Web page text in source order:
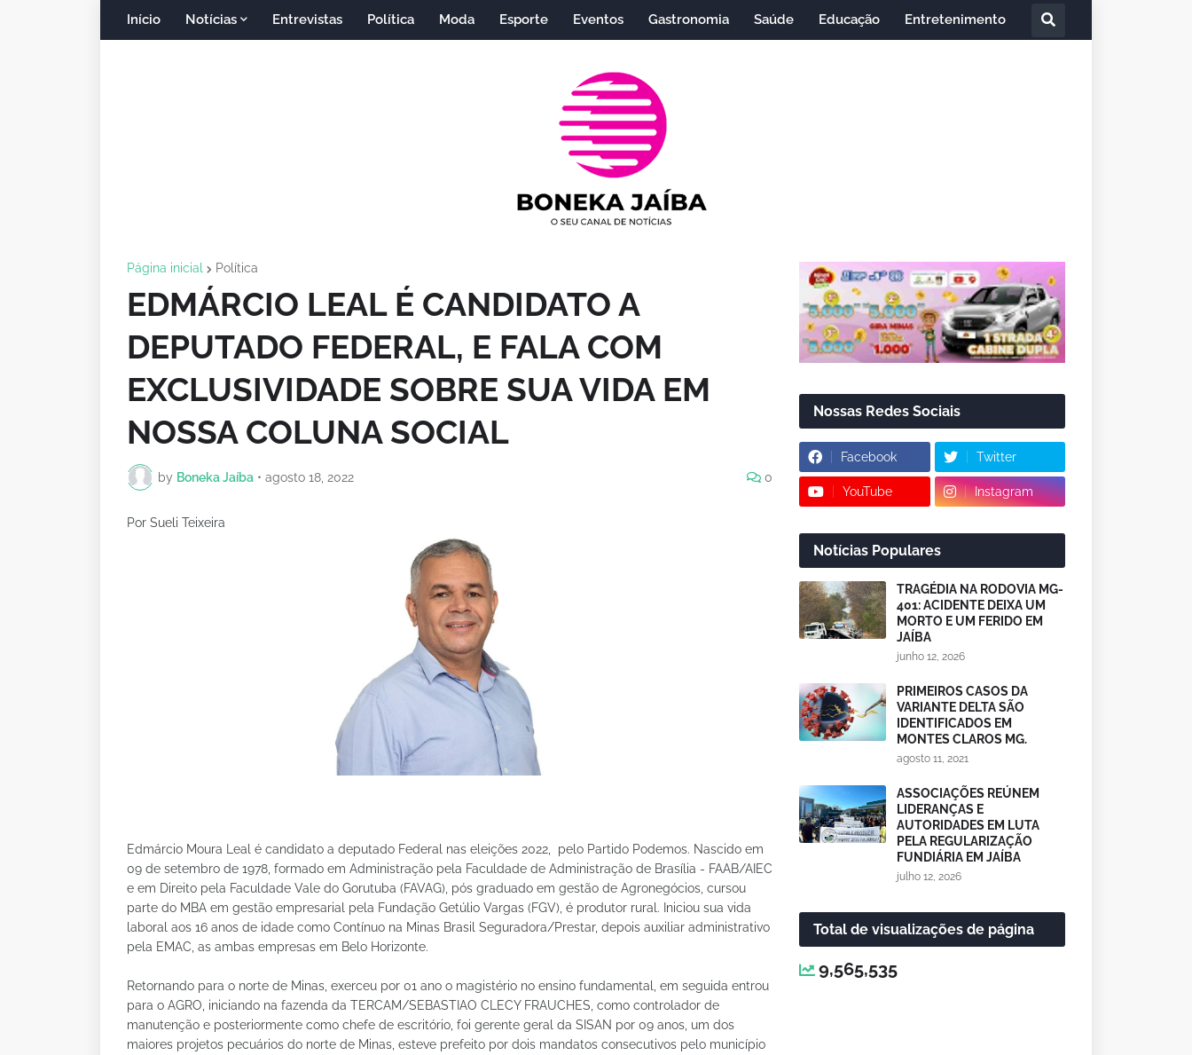
Início Notícias Entrevistas Política Moda Esporte Eventos Gastronomia Saúde Educação Entretenimento
Página inicial Política
EDMÁRCIO LEAL É CANDIDATO A
DEPUTADO FEDERAL, E FALA COM
EXCLUSIVIDADE SOBRE SUA VIDA EM
NOSSA COLUNA SOCIAL
by Boneka Jaíba • agosto 18, 2022 0
Por Sueli Teixeira
Edmárcio Moura Leal é candidato a deputado Federal nas eleições 2022, pelo Partido Podemos. Nascido em
09 de setembro de 1978, formado em Administração pela Faculdade de Administração de Brasília - FAAB/AIEC
e em Direito pela Faculdade Vale do Gorutuba (FAVAG), pós graduado em gestão de Agronegócios, cursou
parte do MBA em gestão empresarial pela Fundação Getúlio Vargas (FGV), é produtor rural. Iniciou sua vida
laboral aos 16 anos de idade como Contínuo na Minas Brasil Seguradora/Prestar, depois auxiliar administrativo
pela EMAC, as ambas empresas em Belo Horizonte.
Retornando para o norte de Minas, exerceu por 01 ano o magistério no ensino fundamental, em seguida entrou
para o AGRO, iniciando na fazenda da TERCAM/SEBASTIAO CLECY FRAUCHES, como controlador de
manutenção e posteriormente como chefe de escritório, foi gerente geral da SISAN por 09 anos, um dos
maiores projetos pecuários do norte de Minas, esteve prefeito por dois mandatos consecutivos pelo município
Nossas Redes Sociais
Facebook Twitter
YouTube Instagram
Notícias Populares
TRAGÉDIA NA RODOVIA MG-
401: ACIDENTE DEIXA UM
MORTO E UM FERIDO EM
JAÍBA
junho 12, 2026
PRIMEIROS CASOS DA
VARIANTE DELTA SÃO
IDENTIFICADOS EM
MONTES CLAROS MG.
agosto 11, 2021
ASSOCIAÇÕES REÚNEM
LIDERANÇAS E
AUTORIDADES EM LUTA
PELA REGULARIZAÇÃO
FUNDIÁRIA EM JAÍBA
julho 12, 2026
Total de visualizações de página
9,565,535